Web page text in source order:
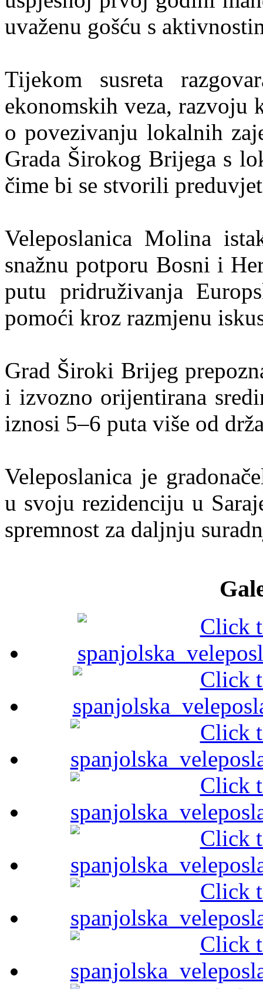
uvaženu gošću s
Tijekom susreta
ekonomskih veza, razvoju
o povezivanju lokalnih
Grada Širokog Brijega s
čime bi se stvorili
Veleposlanica Molina
snažnu potporu Bosni i
putu pridruživanja
pomoći kroz razmjenu
Grad Široki Brijeg
i izvozno orijentirana
iznosi 5–6 puta više od
Veleposlanica je
u svoju rezidenciju u
spremnost za daljnju